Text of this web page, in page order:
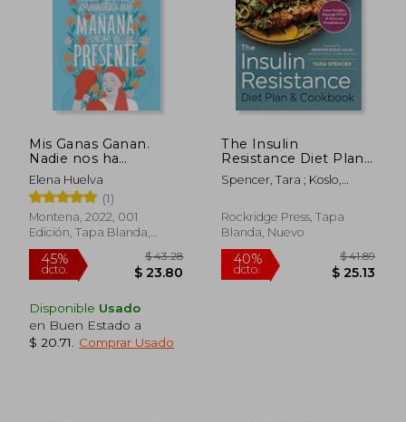
45%
dcto.
40%
dcto.
Mis Ganas Ganan.
Nadie nos ha
Prometido un
Mañana, Vive el
Presen te.
Elena Huelva
(1)
Montena, 2022, 001
Edición, Tapa Blanda,
Nuevo
Disponible Usado
en Buen Estado a
$ 20.71
Comprar Usado
The Insulin
Resistance Diet Plan
& Cookbook: Lose
Weight, Manage
Prediabetes (en
Inglés)
Spencer, Tara ; Koslo,
Rockridge Press, Tapa
Blanda, Nuevo